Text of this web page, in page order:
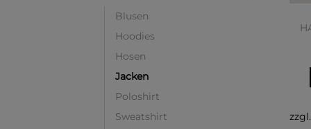
Blusen
Hoodies
Hosen
Jacken
Poloshirt
Sweatshirt
zzgl.